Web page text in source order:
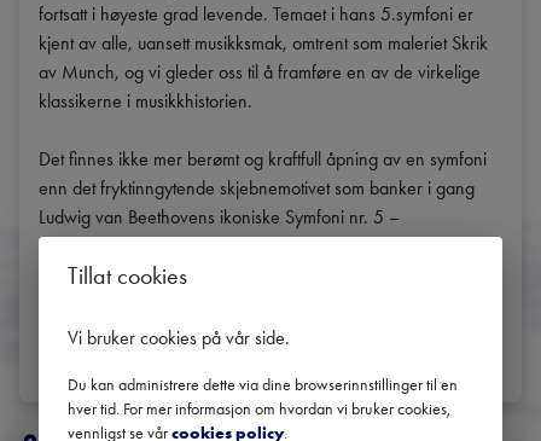
fortsatt i høyeste grad levende. Temaet i hans 5.symfoni er
kjent av alle, uansett musikksmak, omtrent som maleriet Skrik
av Munch, og vi gleder oss til å framføre en av de virkelige
klassikerne i musikkhistorien.
Det finnes ikke mer berømt og kraftfull åpning av en symfoni
enn det fryktinngytende skjebnemotivet som banker i gang
Ludwig van Beethovens ikoniske Symfoni nr. 5 –
Skjebnessymfonien. Denne gangen under ledelse av Petr
Popelka.
Tillat cookies
Vi bruker cookies på vår side.
Du kan administrere dette via dine browserinnstillinger til en
hver tid. For mer informasjon om hvordan vi bruker cookies,
vennligst se vårcookies policy.